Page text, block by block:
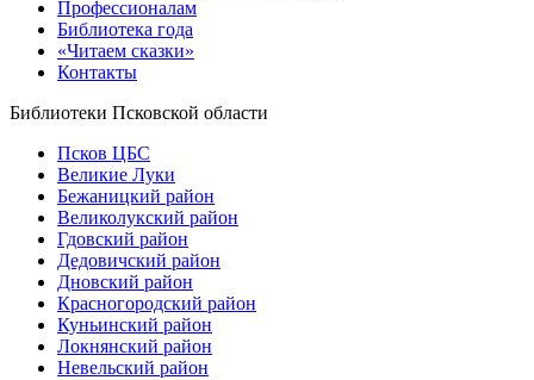
Профессионалам
Библиотека года
«Читаем сказки»
Контакты
Библиотеки Псковской области
Псков ЦБС
Великие Луки
Бежаницкий район
Великолукский район
Гдовский район
Дедовичский район
Дновский район
Красногородский район
Куньинский район
Локнянский район
Невельский район